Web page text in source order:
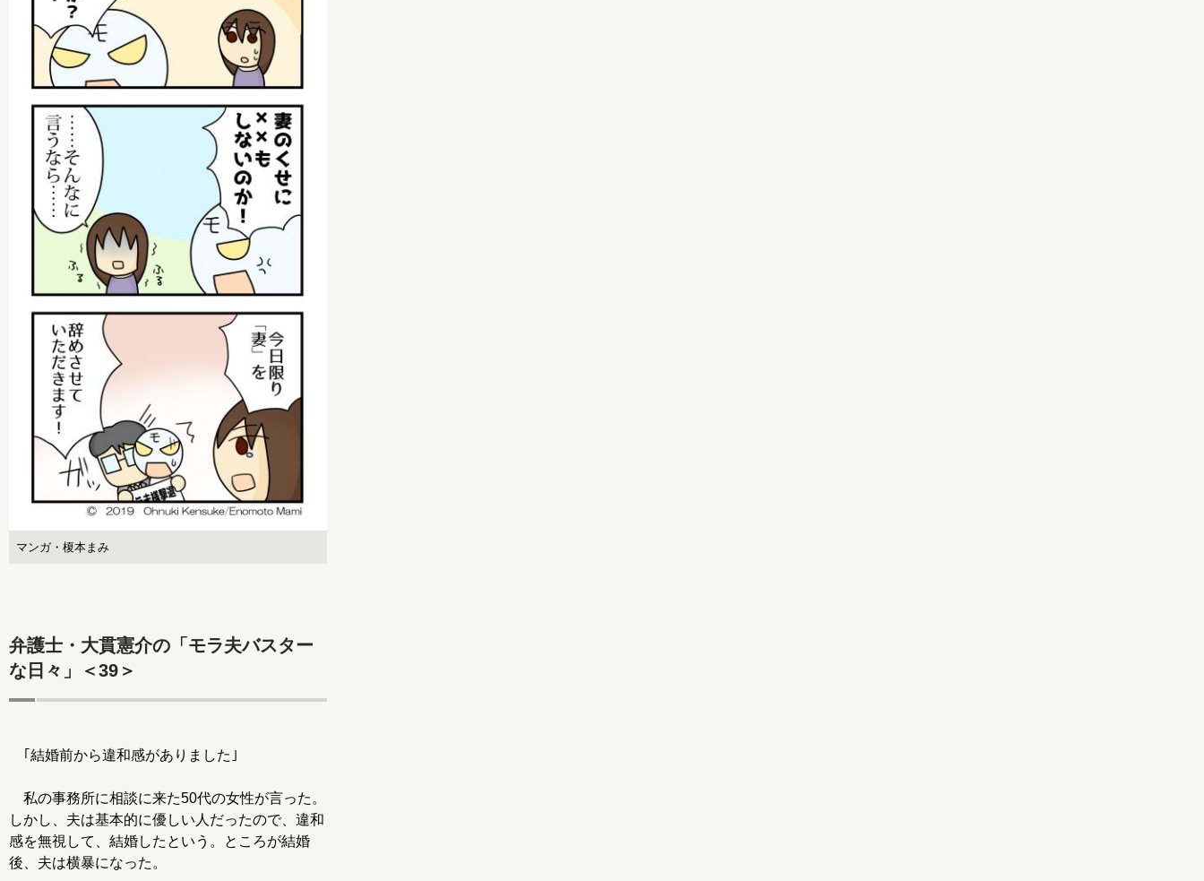
マンガ・榎本まみ
弁護士・大貫憲介の「モラ夫バスター
な日々」＜39＞
｢結婚前から違和感がありました｣
私の事務所に相談に来た50代の女性が言った。
しかし、夫は基本的に優しい人だったので、違和
感を無視して、結婚したという。ところが結婚
後、夫は横暴になった。